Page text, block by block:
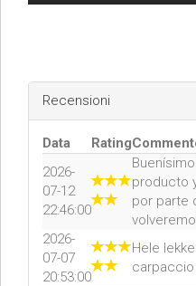
Recensioni
Data Rating
2026-
07-12
22:46:00
producto
por parte
2026-
07-07
20:53:00
Hele